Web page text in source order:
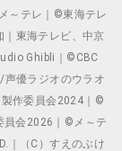
～テレ｜©東海テレ
｜東海テレビ、中京
Ghibli｜©CBC
声優ラジオのウラオ
作委員会2024｜©
員会2026｜©メ～テ
｜（C）すえのぶけ